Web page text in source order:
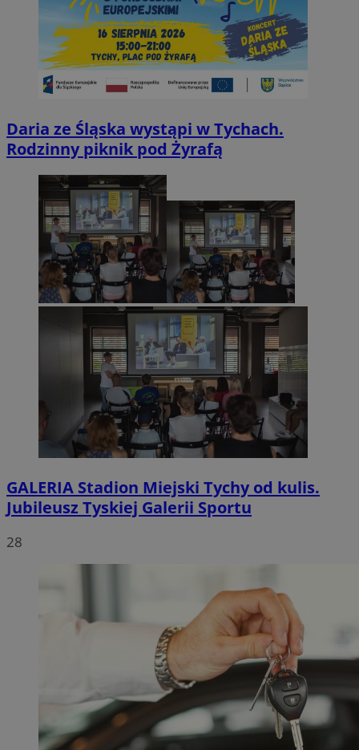
Daria ze Śląska wystąpi w Tychach.
Rodzinny piknik pod Żyrafą
GALERIA Stadion Miejski Tychy od kulis.
Jubileusz Tyskiej Galerii Sportu
28